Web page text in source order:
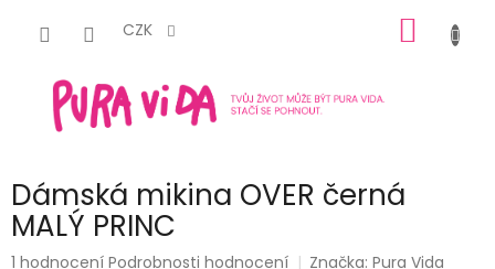
CZK
KOŠÍK
Dámská mikina OVER černá
MALÝ PRINC
Průměrné
1 hodnocení Podrobnosti hodnocení Značka:Pura Vida